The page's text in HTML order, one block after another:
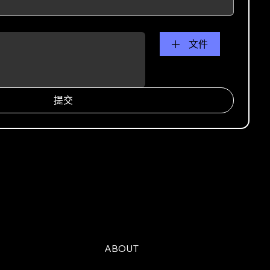
文件
提交
ABOUT